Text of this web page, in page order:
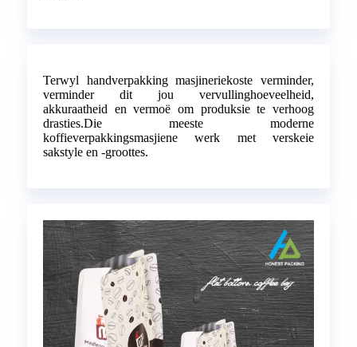
Terwyl handverpakking masjineriekoste verminder,
verminder dit jou vervullinghoeveelheid,
akkuraatheid en vermoë om produksie te verhoog
drasties.Die meeste moderne
koffieverpakkingsmasjiene werk met verskeie
sakstyle en -groottes.